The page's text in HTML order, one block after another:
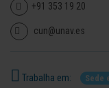
+91 353 19 20
cun@unav.es
Trabalha em: Sede